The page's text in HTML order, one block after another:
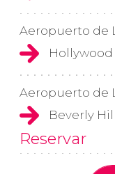
Aeropuerto de
Aeropuerto de
Beverly
Reservar